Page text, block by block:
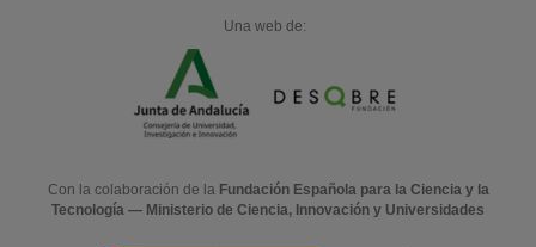
Una web de:
Con la colaboración de la Fundación Española para la Ciencia y la
Tecnología — Ministerio de Ciencia, Innovación y Universidades